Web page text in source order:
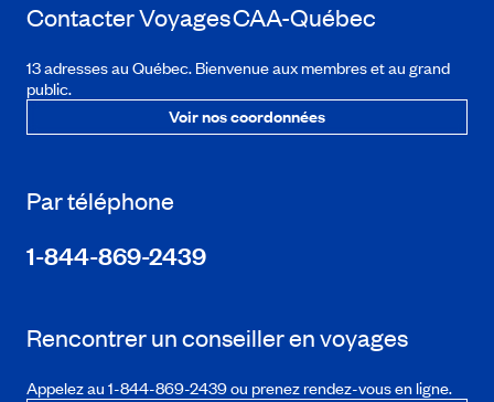
Contacter VoyagesCAA-Québec
13 adresses au Québec. Bienvenue aux membres et au grand
public.
Voir nos coordonnées
Par téléphone
1-844-869-2439
Rencontrer un conseiller en voyages
Appelez au 1-844-869-2439 ou prenez rendez-vous en ligne.